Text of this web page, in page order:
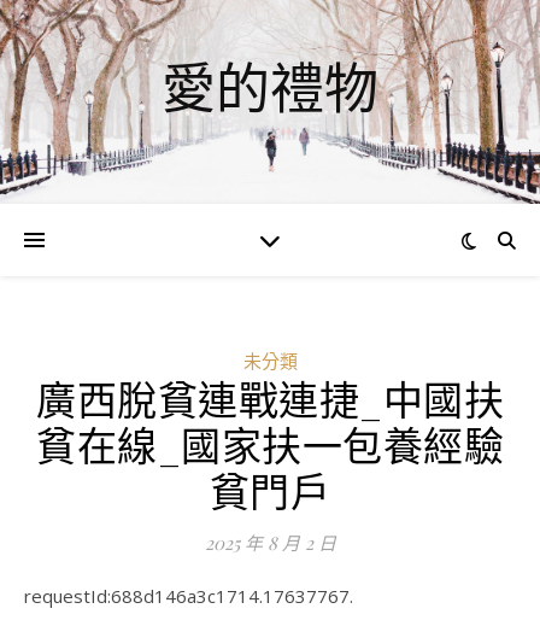
愛的禮物
未分類
廣西脫貧連戰連捷_中國扶
貧在線_國家扶一包養經驗
貧門戶
2025 年 8 月 2 日
requestId:688d146a3c1714.17637767.